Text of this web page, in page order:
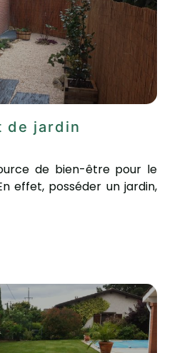
de jardin
de bien-être pour le
effet, posséder un jardin,